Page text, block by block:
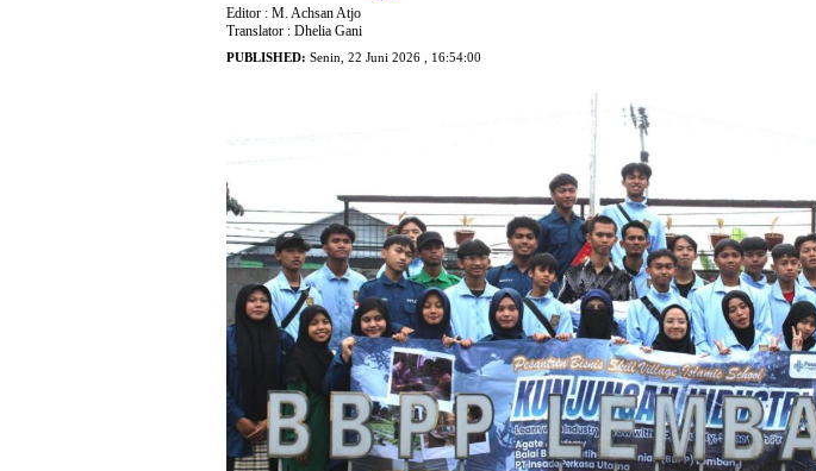
Editor : M. Achsan Atjo
Translator : Dhelia Gani
PUBLISHED: Senin, 22 Juni 2026 , 16:54:00